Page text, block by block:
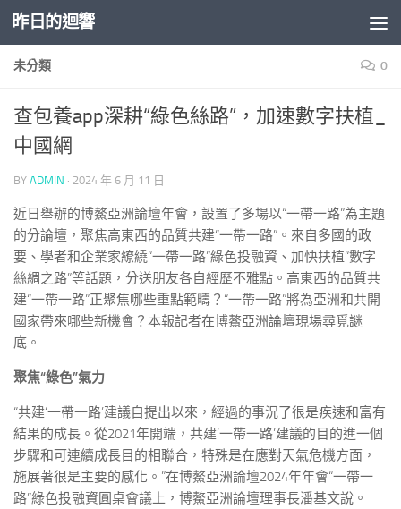
Skip to content
昨日的迴響
未分類 0
查包養app深耕“綠色絲路”，加速數字扶植_
中國網
BY ADMIN · 2024 年 6 月 11 日
近日舉辦的博鰲亞洲論壇年會，設置了多場以“一帶一路”為主題
的分論壇，聚焦高東西的品質共建“一帶一路”。來自多國的政
要、學者和企業家繚繞“一帶一路”綠色投融資、加快扶植“數字
絲綢之路”等話題，分送朋友各自經歷不雅點。高東西的品質共
建“一帶一路”正聚焦哪些重點範疇？“一帶一路”將為亞洲和共開
國家帶來哪些新機會？本報記者在博鰲亞洲論壇現場尋覓謎
底。
聚焦“綠色”氣力
“共建‘一帶一路’建議自提出以來，經過的事況了很是疾速和富有
結果的成長。從2021年開端，共建‘一帶一路’建議的目的進一個
步驟和可連續成長目的相聯合，特殊是在應對天氣危機方面，
施展著很是主要的感化。”在博鰲亞洲論壇2024年年會“一帶一
路”綠色投融資圓桌會議上，博鰲亞洲論壇理事長潘基文說。